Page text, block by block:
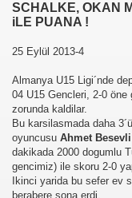
SCHALKE, OKAN
iLE PUANA !
25 Eylül 2013-4
Almanya U15 Ligi´nde
04 U15 Gencleri, 2-0
zorunda kaldilar.
Bu karsilasmada daha
oyuncusu Ahmet Besevli
dakikada 2000 dogumlu
gencimiz) ile skoru 2-0
Ikinci yarida bu sefer ev
berabere sona erdi.